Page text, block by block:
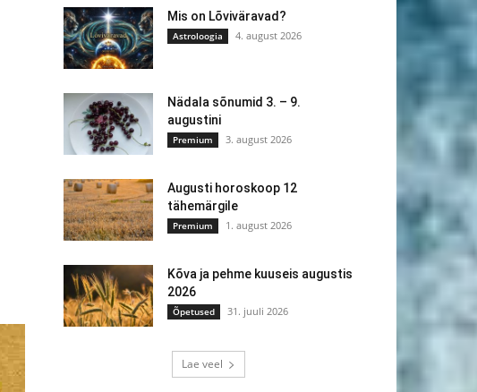
Mis on Lõviväravad?
Astroloogia 4. august 2026
Nädala sõnumid 3. – 9.
augustini
Premium 3. august 2026
Augusti horoskoop 12
tähemärgile
Premium 1. august 2026
Kõva ja pehme kuuseis augustis
2026
Õpetused 31. juuli 2026
Lae veel